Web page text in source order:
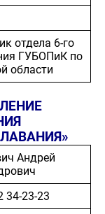
отдела 6-го
ГУБОПиК по
области
Андрей
34-23-23